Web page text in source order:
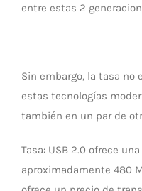
entre estas 2
Sin embargo, la tasa no
estas tecnologías
también en un par de
Tasa: USB 2.0 ofrece
aproximadamente 480